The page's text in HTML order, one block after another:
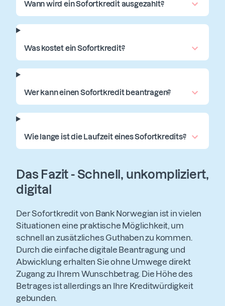
Wann wird ein Sofortkredit ausgezahlt?
Was kostet ein Sofortkredit?
Wer kann einen Sofortkredit beantragen?
Wie lange ist die Laufzeit eines Sofortkredits?
Das Fazit - Schnell, unkompliziert,
digital
Der Sofortkredit von Bank Norwegian ist in vielen
Situationen eine praktische Möglichkeit, um
schnell an zusätzliches Guthaben zu kommen.
Durch die einfache digitale Beantragung und
Abwicklung erhalten Sie ohne Umwege direkt
Zugang zu Ihrem Wunschbetrag. Die Höhe des
Betrages ist allerdings an Ihre Kreditwürdigkeit
gebunden.